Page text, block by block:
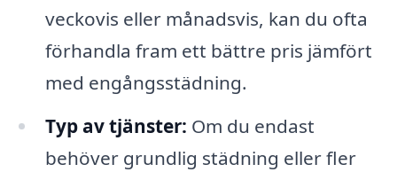
veckovis eller månadsvis, kan du ofta
förhandla fram ett bättre pris jämfört
med engångsstädning.
Typ av tjänster: Om du endast
behöver grundlig städning eller fler